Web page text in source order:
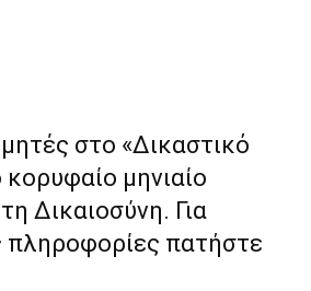
στο «Δικαστικό
μηνιαίο
Δικαιοσύνη. Για
πληροφορίες πατήστε